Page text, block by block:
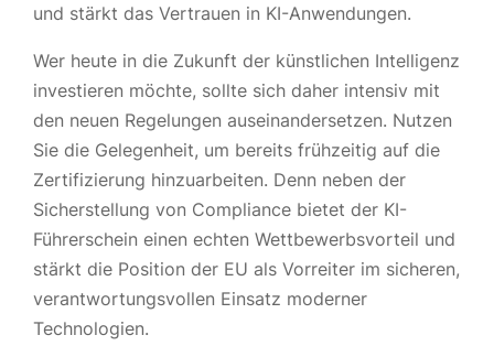
und stärkt das Vertrauen in KI-Anwendungen.
Wer heute in die Zukunft der künstlichen Intelligenz
investieren möchte, sollte sich daher intensiv mit
den neuen Regelungen auseinandersetzen. Nutzen
Sie die Gelegenheit, um bereits frühzeitig auf die
Zertifizierung hinzuarbeiten. Denn neben der
Sicherstellung von Compliance bietet der KI-
Führerschein einen echten Wettbewerbsvorteil und
stärkt die Position der EU als Vorreiter im sicheren,
verantwortungsvollen Einsatz moderner
Technologien.